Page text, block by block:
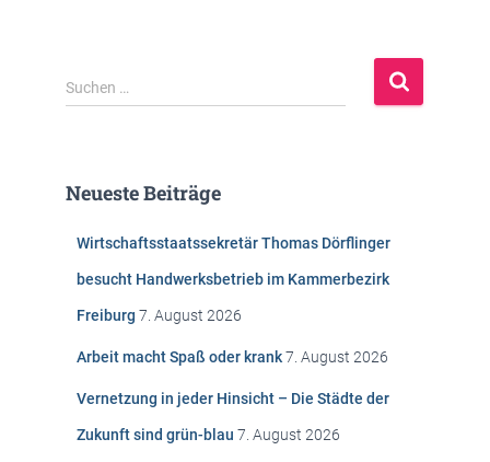
S
u
n
Suchen …
Neueste Beiträge
Wirtschaftsstaatssekretär Thomas Dörflinger
besucht Handwerksbetrieb im Kammerbezirk
Freiburg 7. August 2026
Arbeit macht Spaß oder krank7. August 2026
Vernetzung in jeder Hinsicht – Die Städte der
Zukunft sind grün-blau 7. August 2026